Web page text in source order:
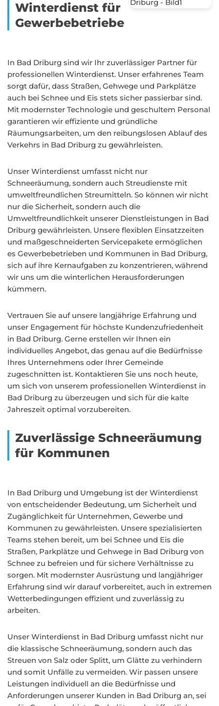
Winterdienst für
Gewerbebetriebe
In Bad Driburg sind wir Ihr zuverlässiger Partner für
professionellen Winterdienst. Unser erfahrenes Team
sorgt dafür, dass Straßen, Gehwege und Parkplätze
auch bei Schnee und Eis stets sicher passierbar sind.
Mit modernster Technologie und geschultem Personal
garantieren wir effiziente und gründliche
Räumungsarbeiten, um den reibungslosen Ablauf des
Verkehrs in Bad Driburg zu gewährleisten.
Unser Winterdienst umfasst nicht nur
Schneeräumung, sondern auch Streudienste mit
umweltfreundlichen Streumitteln. So können wir nicht
nur die Sicherheit, sondern auch die
Umweltfreundlichkeit unserer Dienstleistungen in Bad
Driburg gewährleisten. Unsere flexiblen Einsatzzeiten
und maßgeschneiderten Servicepakete ermöglichen
es Gewerbebetrieben und Kommunen in Bad Driburg,
sich auf ihre Kernaufgaben zu konzentrieren, während
wir uns um die winterlichen Herausforderungen
kümmern.
Vertrauen Sie auf unsere langjährige Erfahrung und
unser Engagement für höchste Kundenzufriedenheit
in Bad Driburg. Gerne erstellen wir Ihnen ein
individuelles Angebot, das genau auf die Bedürfnisse
Ihres Unternehmens oder Ihrer Gemeinde
zugeschnitten ist. Kontaktieren Sie uns noch heute,
um sich von unserem professionellen Winterdienst in
Bad Driburg zu überzeugen und sich für die kalte
Jahreszeit optimal vorzubereiten.
Zuverlässige Schneeräumung
für Kommunen
In Bad Driburg und Umgebung ist der Winterdienst
von entscheidender Bedeutung, um Sicherheit und
Zugänglichkeit für Unternehmen, Gewerbe und
Kommunen zu gewährleisten. Unsere spezialisierten
Teams stehen bereit, um bei Schnee und Eis die
Straßen, Parkplätze und Gehwege in Bad Driburg von
Schnee zu befreien und für sichere Verhältnisse zu
sorgen. Mit modernster Ausrüstung und langjähriger
Erfahrung sind wir darauf vorbereitet, auch in extremen
Wetterbedingungen effizient und zuverlässig zu
arbeiten.
Unser Winterdienst in Bad Driburg umfasst nicht nur
die klassische Schneeräumung, sondern auch das
Streuen von Salz oder Splitt, um Glätte zu verhindern
und somit Unfälle zu vermeiden. Wir passen unsere
Leistungen individuell an die Bedürfnisse und
Anforderungen unserer Kunden in Bad Driburg an, sei